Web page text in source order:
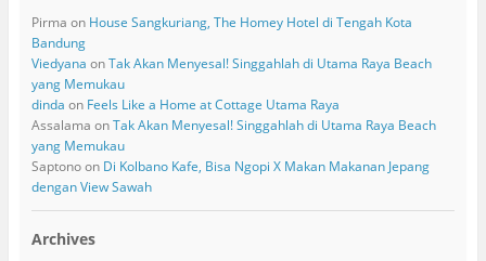
Pirma on House Sangkuriang, The Homey Hotel di Tengah Kota
Bandung
Viedyana onTak Akan Menyesal! Singgahlah di Utama Raya Beach
yang Memukau
dinda on Feels Like a Home at Cottage Utama Raya
Assalama onTak Akan Menyesal! Singgahlah di Utama Raya Beach
yang Memukau
Saptonoon Di Kolbano Kafe, Bisa Ngopi X Makan Makanan Jepang
dengan View Sawah
Archives